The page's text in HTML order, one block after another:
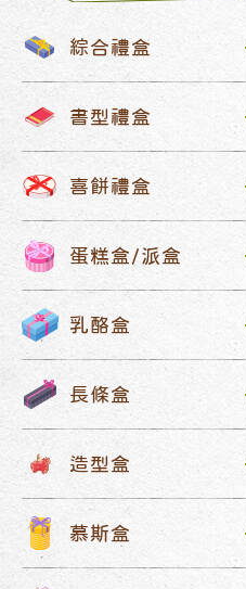
綜合禮盒
書型禮盒
喜餅禮盒
蛋糕盒/派盒
乳酪盒
長條盒
造型盒
慕斯盒